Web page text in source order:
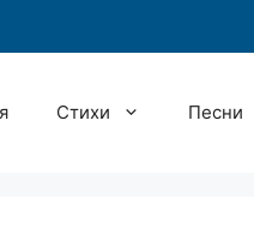
Стихи Песни